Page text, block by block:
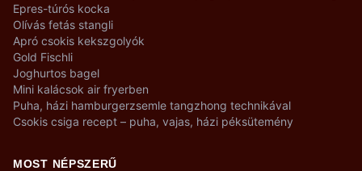
Epres-túrós kocka
Olívás fetás stangli
Apró csokis kekszgolyók
Gold Fischli
Joghurtos bagel
Mini kalácsok air fryerben
Puha, házi hamburgerzsemle tangzhong technikával
Csokis csiga recept – puha, vajas, házi péksütemény
MOST NÉPSZERŰ